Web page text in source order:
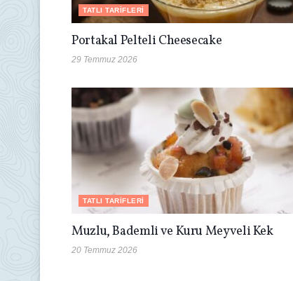
TATLI TARIFLERI
Portakal Pelteli Cheesecake
29 Temmuz 2026
TATLI TARIFLERI
Muzlu, Bademli ve Kuru Meyveli Kek
20 Temmuz 2026